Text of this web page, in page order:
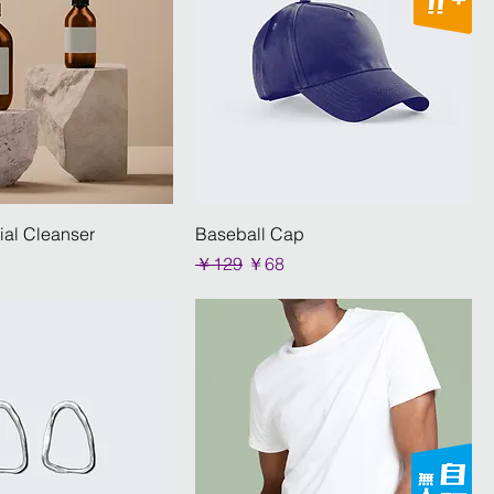
Cleanser
Baseball Cap
通常価格
￥129 セール価格
￥68